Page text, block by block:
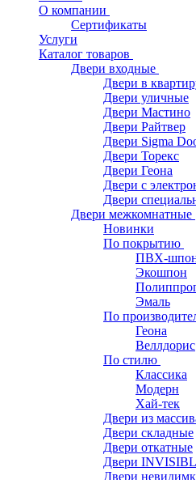
О компании
Сертификаты
Услуги
Каталог товаров
Двери входные
Двери в
Двери уличные
Двери Мастино
Двери Райтвер
Двери Sigma
Двери Торекс
Двери Геона
Двери с
Двери
Двери межкомнатные
Новинки
По покрытию
ПВХ-
Экошпон
Эмаль
По
Геона
Веллдорис
По стилю
Классика
Модерн
Хай-тек
Двери из
Двери складные
Двери откатные
Двери
Двери